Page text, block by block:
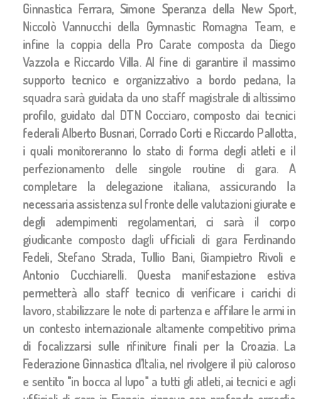
Ginnastica Ferrara, Simone Speranza della New Sport,
Niccolò Vannucchi della Gymnastic Romagna Team, e
infine la coppia della Pro Carate composta da Diego
Vazzola e Riccardo Villa. Al fine di garantire il massimo
supporto tecnico e organizzativo a bordo pedana, la
squadra sarà guidata da uno staff magistrale di altissimo
profilo, guidato dal DTN Cocciaro, composto dai tecnici
federali Alberto Busnari, Corrado Corti e Riccardo Pallotta,
i quali monitoreranno lo stato di forma degli atleti e il
perfezionamento delle singole routine di gara. A
completare la delegazione italiana, assicurando la
necessaria assistenza sul fronte delle valutazioni giurate e
degli adempimenti regolamentari, ci sarà il corpo
giudicante composto dagli ufficiali di gara Ferdinando
Fedeli, Stefano Strada, Tullio Bani, Giampietro Rivoli e
Antonio Cucchiarelli. Questa manifestazione estiva
permetterà allo staff tecnico di verificare i carichi di
lavoro, stabilizzare le note di partenza e affilare le armi in
un contesto internazionale altamente competitivo prima
di focalizzarsi sulle rifiniture finali per la Croazia. La
Federazione Ginnastica d’Italia, nel rivolgere il più caloroso
e sentito "in bocca al lupo" a tutti gli atleti, ai tecnici e agli